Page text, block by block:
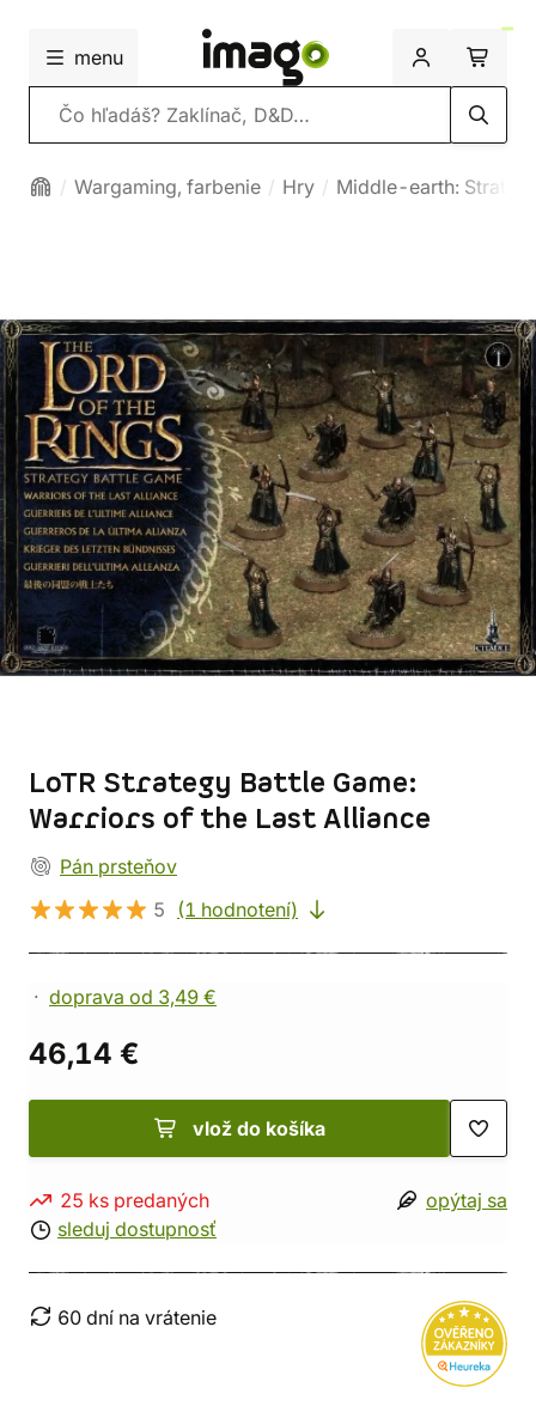
menu
Vyhľadávanie
Wargaming, farbenie Hry Middle-earth:
LoTR Strategy Battle Game:
Warriors of the Last Alliance
Pán prsteňov
5
(1 hodnotení)
doprava od 3,49 €
46,14 €
vlož do košíka
25 ks predaných
sleduj dostupnosť
opýtaj sa
60 dní na vrátenie